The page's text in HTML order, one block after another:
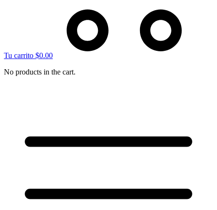
Tu carrito $0.00
No products in the cart.